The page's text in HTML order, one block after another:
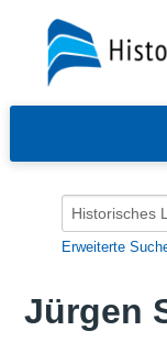
Erweiterte
Jürgen